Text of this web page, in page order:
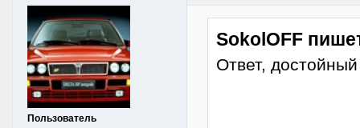
Пользователь
SokolOFF
Ответ,